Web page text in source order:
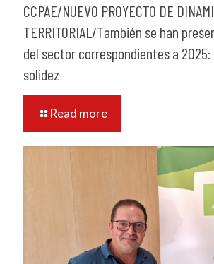
CCPAE/NUEVO PROYECTO DE
TERRITORIAL/También se han
del sector correspondientes a 2025:
solidez
Read more